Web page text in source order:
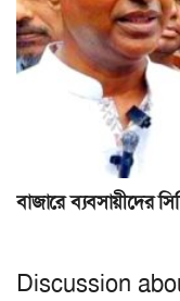
বাজারে ব্যবসায়ীদের
Discussion